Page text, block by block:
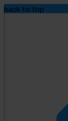
back to top